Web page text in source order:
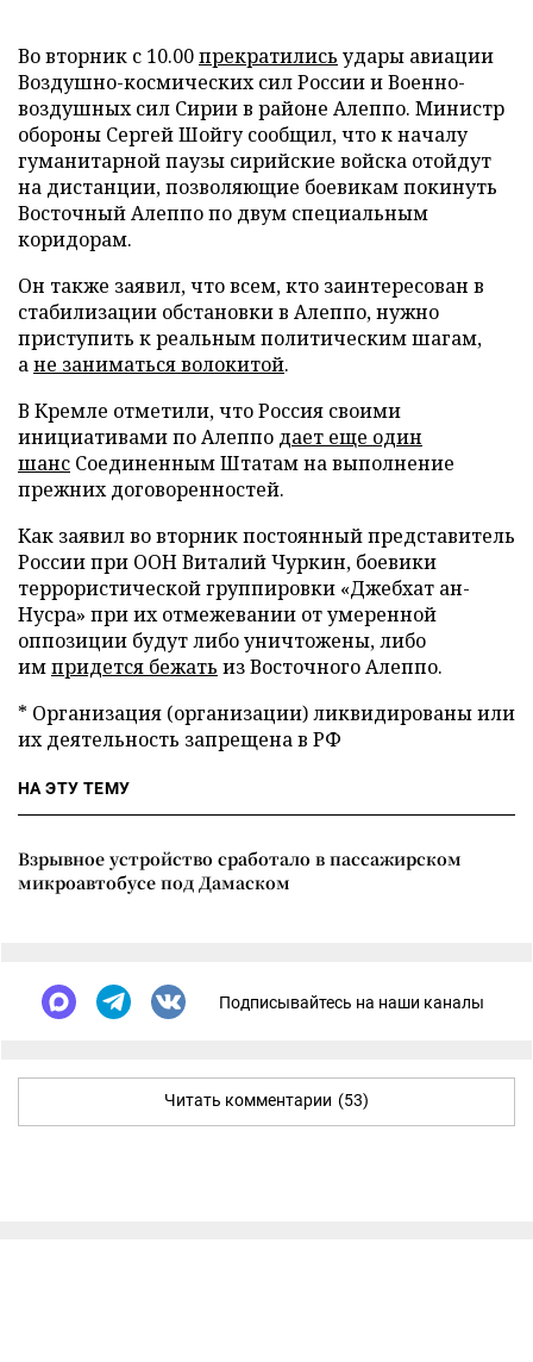
Во вторник с 10.00прекратились удары авиации
Воздушно-космических сил России и Военно-
воздушных сил Сирии в районе Алеппо. Министр
обороны Сергей Шойгу сообщил, что к началу
гуманитарной паузы сирийские войска отойдут
на дистанции, позволяющие боевикам покинуть
Восточный Алеппо по двум специальным
коридорам.
Он также заявил, что всем, кто заинтересован в
стабилизации обстановки в Алеппо, нужно
приступить к реальным политическим шагам,
ане заниматься волокитой.
В Кремле отметили, что Россия своими
инициативами по Алеппо дает еще один
шанс Соединенным Штатам на выполнение
прежних договоренностей.
Как заявил во вторник постоянный представитель
России при ООН Виталий Чуркин, боевики
террористической группировки «Джебхат ан-
Нусра» при их отмежевании от умеренной
оппозиции будут либо уничтожены, либо
импридется бежать из Восточного Алеппо.
* Организация (организации) ликвидированы или
их деятельность запрещена в РФ
НА ЭТУ ТЕМУ
Взрывное устройство сработало в пассажирском
микроавтобусе под Дамаском
Подписывайтесь на наши каналы
Читать комментарии (53)